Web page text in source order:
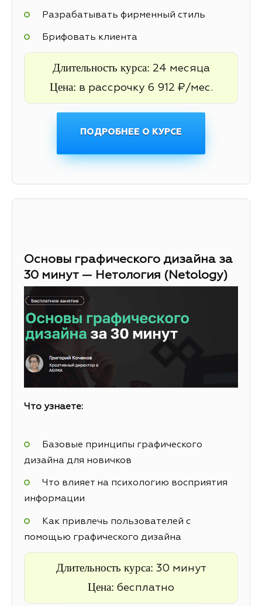
Разрабатывать фирменный стиль
Брифовать клиента
Длительность курса: 24 месяца
Цена: в рассрочку 6 912 ₽/мес.
ПОДРОБНЕЕ О КУРСЕ
Основы графического дизайна за
30 минут — Нетология (Netology)
Что узнаете:
Базовые принципы графического
дизайна для новичков
Что влияет на психологию восприятия
информации
Как привлечь пользователей с
помощью графического дизайна
Длительность курса: 30 минут
Цена: бесплатно